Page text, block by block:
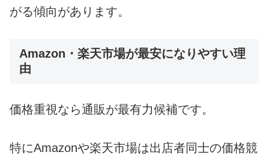
がる傾向があります。
Amazon・楽天市場が最安になりやすい理
由
価格重視なら通販が最有力候補です。
特にAmazonや楽天市場は出店者同士の価格競